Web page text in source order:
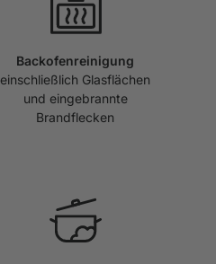
Backofenreinigung
einschließlich Glasflächen
und eingebrannte
Brandflecken